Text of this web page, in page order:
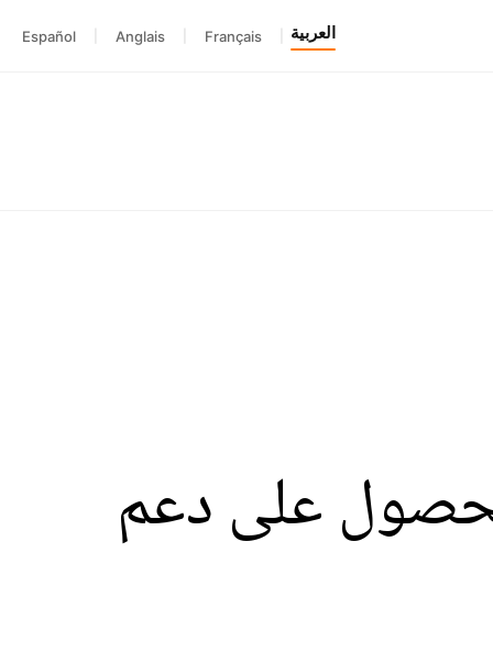
العربية Français
Anglais
Español
على دعم